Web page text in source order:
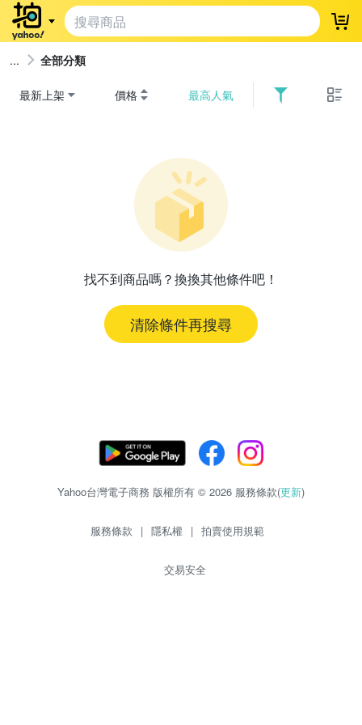
登
全部分類
最新上架 價格 最高人氣
找不到商品嗎？換換其他條件吧！
清除條件再搜尋
Yahoo台灣電子商務 版權所有 © 2026 服務條款(更新)
服務條款 | 隱私權 | 拍賣使用規範
交易安全